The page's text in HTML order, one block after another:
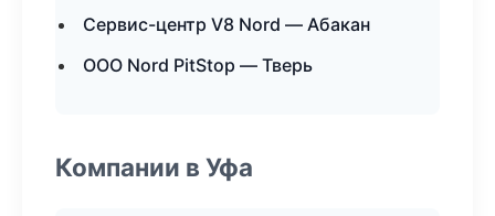
Сервис-центр V8 Nord — Абакан
ООО Nord PitStop — Тверь
Компании в Уфа